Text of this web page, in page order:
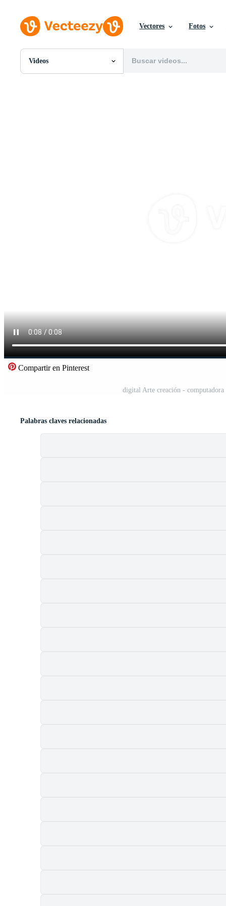
Vectores Fotos
Videos
Todas Imágenes
Compartir en Pinterest
digital Arte creación -
Palabras claves relacionadas